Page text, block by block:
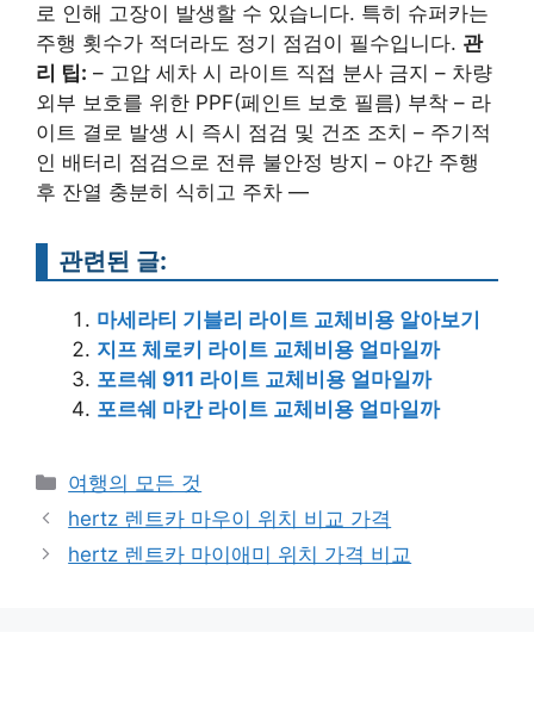
로 인해 고장이 발생할 수 있습니다. 특히 슈퍼카는
주행 횟수가 적더라도 정기 점검이 필수입니다. 관
리 팁: – 고압 세차 시 라이트 직접 분사 금지 – 차량
외부 보호를 위한 PPF(페인트 보호 필름) 부착 – 라
이트 결로 발생 시 즉시 점검 및 건조 조치 – 주기적
인 배터리 점검으로 전류 불안정 방지 – 야간 주행
후 잔열 충분히 식히고 주차 —
관련된 글:
마세라티 기블리 라이트 교체비용 알아보기
지프 체로키 라이트 교체비용 얼마일까
포르쉐 911 라이트 교체비용 얼마일까
포르쉐 마칸 라이트 교체비용 얼마일까
Categories
여행의 모든 것
Post
navigation
hertz 렌트카 마우이 위치 비교 가격
hertz 렌트카 마이애미 위치 가격 비교